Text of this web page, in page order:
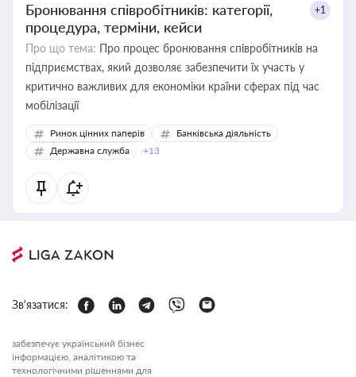
Бронювання співробітників: категорії,
процедура, терміни, кейси
+1
Про що тема: Про процес бронювання співробітників на
підприємствах, який дозволяє забезпечити їх участь у
критично важливих для економіки країни сферах під час
мобілізації
Ринок цінних паперів
Банківська діяльність
Державна служба
+13
Зв'язатися:
забезпечує український бізнес
інформацією, аналітикою та
технологічними рішеннями для